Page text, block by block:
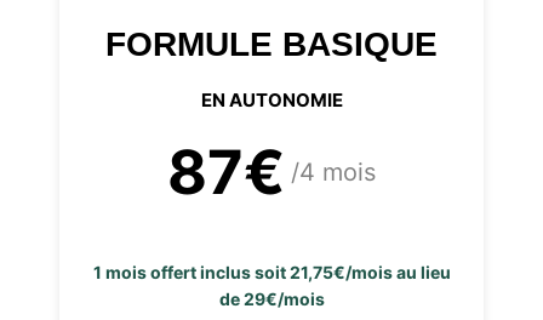
FORMULE BASIQUE
EN AUTONOMIE
87€ /4 mois
1 mois offert inclus soit 21,75€/mois au lieu
de 29€/mois